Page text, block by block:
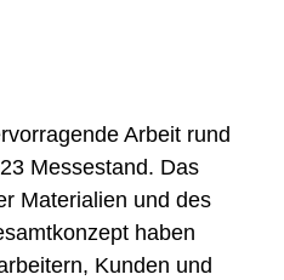
Arbeit rund
Messestand. Das
Materialien und des
haben
Kunden und